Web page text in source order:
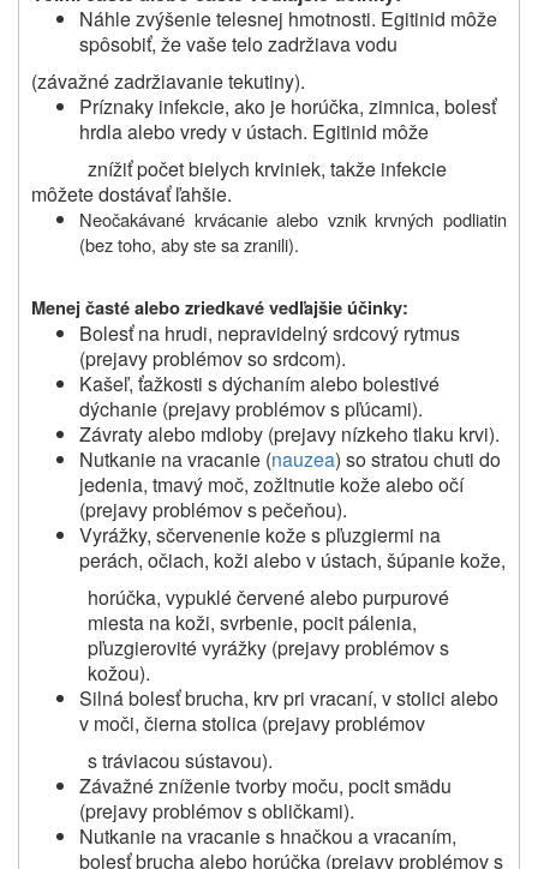
Náhle zvýšenie telesnej hmotnosti. Egitinid môže
spôsobiť, že vaše telo zadržiava vodu
(závažné zadržiavanie tekutiny).
Príznaky infekcie, ako je horúčka, zimnica, bolesť
hrdla alebo vredy v ústach. Egitinid môže
znížiť počet bielych krviniek, takže infekcie
môžete dostávať ľahšie.
Neočakávané krvácanie alebo vznik krvných podliatin
(bez toho, aby ste sa zranili).
Menej časté alebo zriedkavé vedľajšie účinky:
Bolesť na hrudi, nepravidelný srdcový rytmus
(prejavy problémov so srdcom).
Kašeľ, ťažkosti s dýchaním alebo bolestivé
dýchanie (prejavy problémov s pľúcami).
Závraty alebo mdloby (prejavy nízkeho tlaku krvi).
Nutkanie na vracanie (nauzea) so stratou chuti do
jedenia, tmavý moč, zožltnutie kože alebo očí
(prejavy problémov s pečeňou).
Vyrážky, sčervenenie kože s pľuzgiermi na
perách, očiach, koži alebo v ústach, šúpanie kože,
horúčka, vypuklé červené alebo purpurové
miesta na koži, svrbenie, pocit pálenia,
pľuzgierovité vyrážky (prejavy problémov s
kožou).
Silná bolesť brucha, krv pri vracaní, v stolici alebo
v moči, čierna stolica (prejavy problémov
s tráviacou sústavou).
Závažné zníženie tvorby moču, pocit smädu
(prejavy problémov s obličkami).
Nutkanie na vracanie s hnačkou a vracaním,
bolesť brucha alebo horúčka (prejavy problémov s